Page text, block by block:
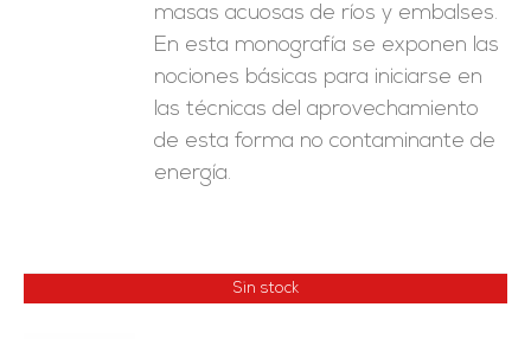
masas acuosas de ríos y embalses.
En esta monografía se exponen las
nociones básicas para iniciarse en
las técnicas del aprovechamiento
de esta forma no contaminante de
energía.
Sin stock